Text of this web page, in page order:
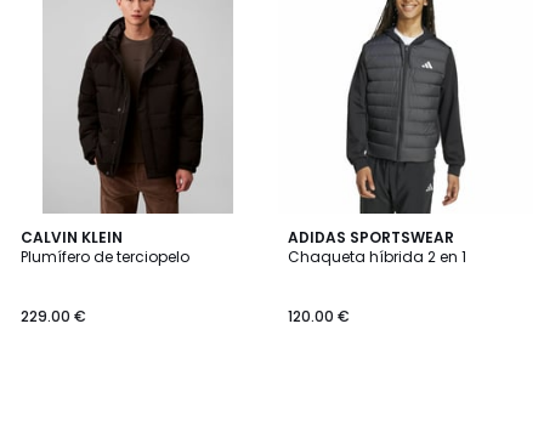
CALVIN KLEIN
Plumífero de terciopelo
229.00 €
ADIDAS SPORTSWEAR
Chaqueta híbrida 2 en 1
120.00 €